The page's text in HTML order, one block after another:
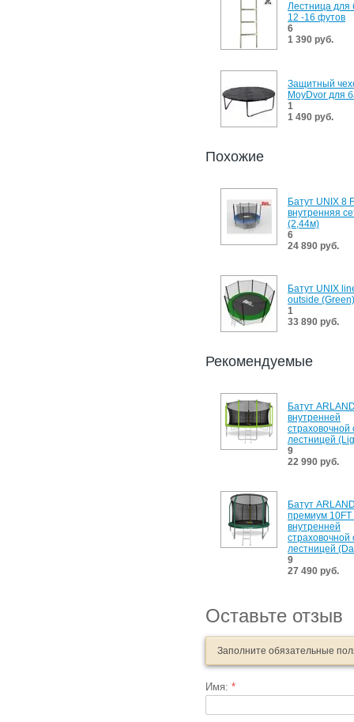
Лестница для
12 -16 футов
6
1 390 руб.
Защитный
MoyDvor для
1
1 490 руб.
Похожие
Батут UNIX 8
внутренняя
(2,44м)
6
24 890 руб.
Батут UNIX
outside (Green)
1
33 890 руб.
Рекомендуемые
Батут
внутренней
страховочной
лестницей
9
22 990 руб.
Батут
премиум 10FT
внутренней
страховочной
лестницей
9
27 490 руб.
Оставьте отзыв
Заполните обязательные
Имя: *